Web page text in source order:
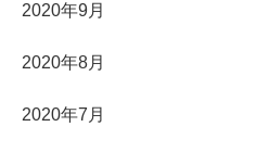
2020年9月
2020年8月
2020年7月